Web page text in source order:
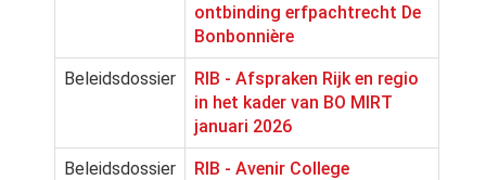
ontbinding erfpachtrecht De
Bonbonnière
Beleidsdossier
RIB - Afspraken Rijk en regio
in het kader van BO MIRT
januari 2026
Beleidsdossier RIB - Avenir College